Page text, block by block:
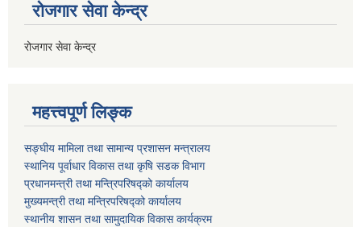
रोजगार सेवा केन्द्र
रोजगार सेवा केन्द्र
महत्त्वपूर्ण लिङ्क
सङ्घीय मामिला तथा सामान्य प्रशासन मन्त्रालय
स्थानिय पूर्वाधार विकास तथा कृषि सडक विभाग
प्रधानमन्त्री तथा मन्त्रिपरिषद्को कार्यालय
मुख्यमन्त्री तथा मन्त्रिपरिषद्को कार्यालय
स्थानीय शासन तथा सामुदायिक विकास कार्यक्रम